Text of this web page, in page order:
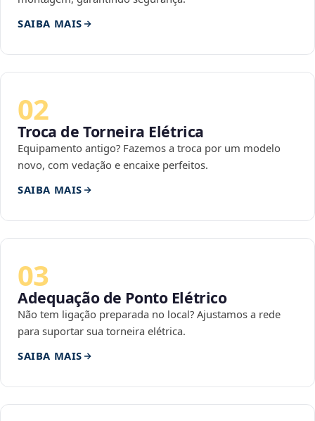
SAIBA MAIS
02
Troca de Torneira Elétrica
Equipamento antigo? Fazemos a troca por um modelo
novo, com vedação e encaixe perfeitos.
SAIBA MAIS
03
Adequação de Ponto Elétrico
Não tem ligação preparada no local? Ajustamos a rede
para suportar sua torneira elétrica.
SAIBA MAIS